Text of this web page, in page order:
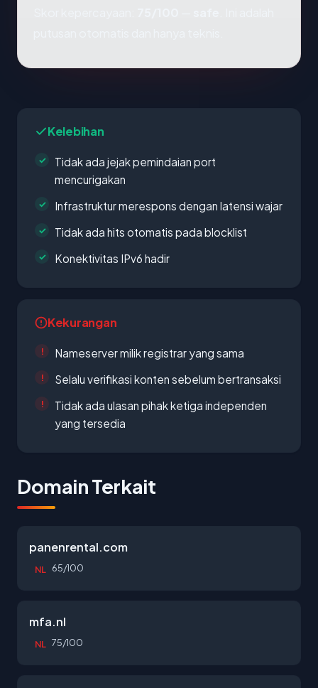
Kelebihan
Tidak ada jejak pemindaian port
mencurigakan
Infrastruktur merespons dengan latensi wajar
Tidak ada hits otomatis pada blocklist
Konektivitas IPv6 hadir
Kekurangan
Nameserver milik registrar yang sama
Selalu verifikasi konten sebelum bertransaksi
Tidak ada ulasan pihak ketiga independen
yang tersedia
Domain Terkait
panenrental.com
NL 65/100
mfa.nl
NL 75/100